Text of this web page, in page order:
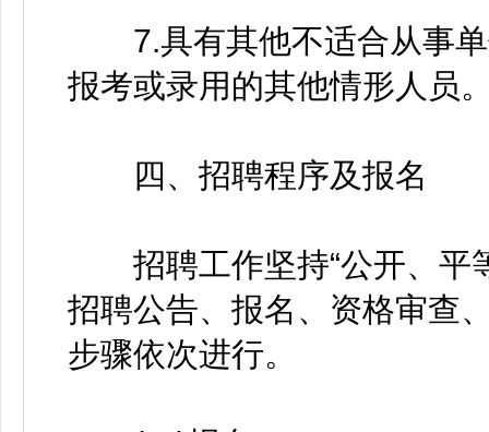
7.具有其他不适合从事单
报考或录用的其他情形人员
四、招聘程序及报名
招聘工作坚持“公开、平
招聘公告、报名、资格审查
步骤依次进行。